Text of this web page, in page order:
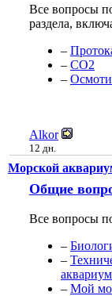
Все вопросы
раздела,
–
– СО2
–
Alkor
12 дн.
Морской
Общие
Все вопросы
–
–
– Мой